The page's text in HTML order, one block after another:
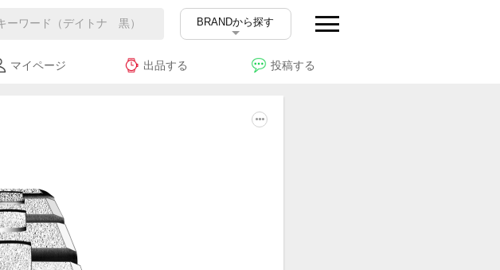
BRANDから探す
マイページ 出品する 投稿する